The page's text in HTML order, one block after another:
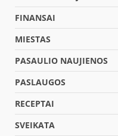
FINANSAI
MIESTAS
PASAULIO NAUJIENOS
PASLAUGOS
RECEPTAI
SVEIKATA